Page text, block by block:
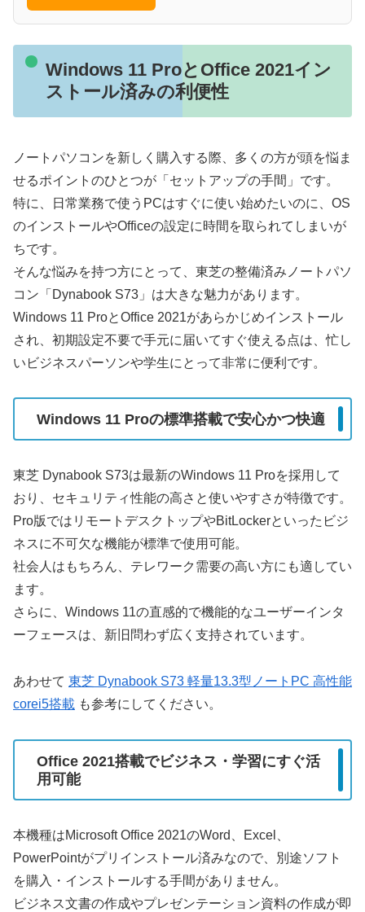
Windows 11 ProとOffice 2021イン
ストール済みの利便性
ノートパソコンを新しく購入する際、多くの方が頭を悩ま
せるポイントのひとつが「セットアップの手間」です。
特に、日常業務で使うPCはすぐに使い始めたいのに、OS
のインストールやOfficeの設定に時間を取られてしまいが
ちです。
そんな悩みを持つ方にとって、東芝の整備済みノートパソ
コン「Dynabook S73」は大きな魅力があります。
Windows 11 ProとOffice 2021があらかじめインストール
され、初期設定不要で手元に届いてすぐ使える点は、忙し
いビジネスパーソンや学生にとって非常に便利です。
Windows 11 Proの標準搭載で安心かつ快適
東芝 Dynabook S73は最新のWindows 11 Proを採用して
おり、セキュリティ性能の高さと使いやすさが特徴です。
Pro版ではリモートデスクトップやBitLockerといったビジ
ネスに不可欠な機能が標準で使用可能。
社会人はもちろん、テレワーク需要の高い方にも適してい
ます。
さらに、Windows 11の直感的で機能的なユーザーインタ
ーフェースは、新旧問わず広く支持されています。
あわせて 東芝 Dynabook S73 軽量13.3型ノートPC 高性能
corei5搭載 も参考にしてください。
Office 2021搭載でビジネス・学習にすぐ活
用可能
本機種はMicrosoft Office 2021のWord、Excel、
PowerPointがプリインストール済みなので、別途ソフト
を購入・インストールする手間がありません。
ビジネス文書の作成やプレゼンテーション資料の作成が即